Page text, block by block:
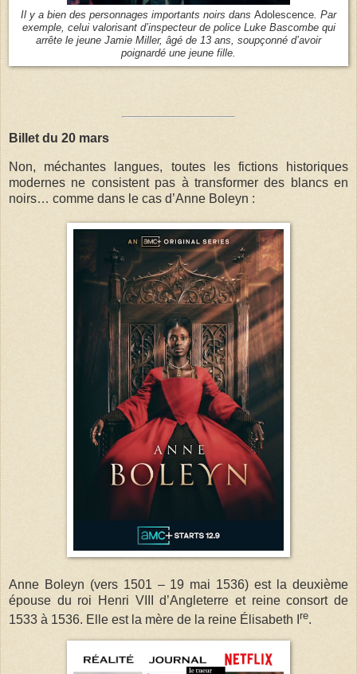
Il y a bien des personnages importants noirs dans Adolescence . Par
exemple, celui valorisant d’inspecteur de police Luke Bascombe qui
arrête le jeune Jamie Miller, âgé de 13 ans, soupçonné d’avoir
poignardé une jeune fille.
Billet du 20 mars
Non, méchantes langues, toutes les fictions historiques
modernes ne consistent pas à transformer des blancs en
noirs… comme dans le cas d’Anne Boleyn :
Anne Boleyn (vers 1501 – 19 mai 1536) est la deuxième
épouse du roi Henri VIII d’Angleterre et reine consort de
1533 à 1536. Elle est la mère de la reine Élisabeth I re.